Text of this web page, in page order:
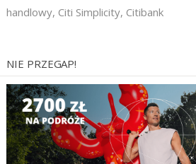
handlowy, Citi Simplicity, Citibank
NIE PRZEGAP!